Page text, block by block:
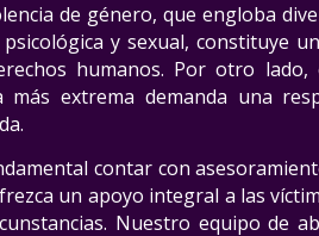
de género, que engloba
psicológica y sexual, constituye
humanos. Por otro
más extrema demanda una
contar con
un apoyo integral a las
Nuestro equipo de